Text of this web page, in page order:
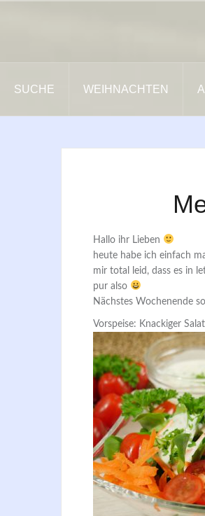
SUCHE WEIHNACHTEN
Hallo ihr Lieben
heute habe ich einfach
mir total leid, dass es in
pur also
Nächstes Wochenende
Vorspeise: Knackiger